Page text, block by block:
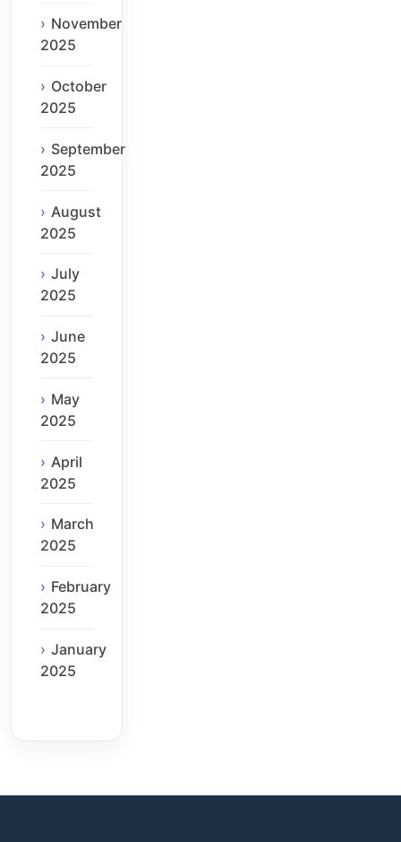
November
2025
October
2025
September
2025
August
2025
July
2025
June
2025
May
2025
April
2025
March
2025
February
2025
January
2025